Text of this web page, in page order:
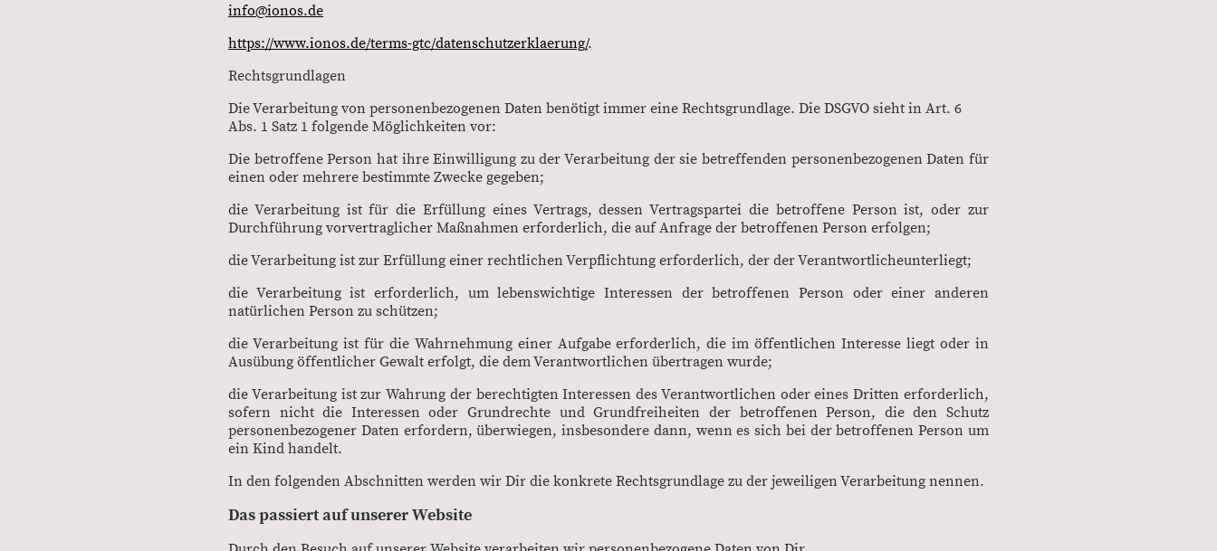
info@ionos.de
https://www.ionos.de/terms-gtc/datenschutzerklaerung/.
Rechtsgrundlagen
Die Verarbeitung von personenbezogenen Daten benötigt immer eine Rechtsgrundlage. Die DSGVO sieht in Art. 6
Abs. 1 Satz 1 folgende Möglichkeiten vor:
Die betroffene Person hat ihre Einwilligung zu der Verarbeitung der sie betreffenden personenbezogenen Daten für
einen oder mehrere bestimmte Zwecke gegeben;
die Verarbeitung ist für die Erfüllung eines Vertrags, dessen Vertragspartei die betroffene Person ist, oder zur
Durchführung vorvertraglicher Maßnahmen erforderlich, die auf Anfrage der betroffenen Person erfolgen;
die Verarbeitung ist zur Erfüllung einer rechtlichen Verpflichtung erforderlich, der der Verantwortlicheunterliegt;
die Verarbeitung ist erforderlich, um lebenswichtige Interessen der betroffenen Person oder einer anderen
natürlichen Person zu schützen;
die Verarbeitung ist für die Wahrnehmung einer Aufgabe erforderlich, die im öffentlichen Interesse liegt oder in
Ausübung öffentlicher Gewalt erfolgt, die dem Verantwortlichen übertragen wurde;
die Verarbeitung ist zur Wahrung der berechtigten Interessen des Verantwortlichen oder eines Dritten erforderlich,
sofern nicht die Interessen oder Grundrechte und Grundfreiheiten der betroffenen Person, die den Schutz
personenbezogener Daten erfordern, überwiegen, insbesondere dann, wenn es sich bei der betroffenen Person um
ein Kind handelt.
In den folgenden Abschnitten werden wir Dir die konkrete Rechtsgrundlage zu der jeweiligen Verarbeitung nennen.
Das passiert auf unserer Website